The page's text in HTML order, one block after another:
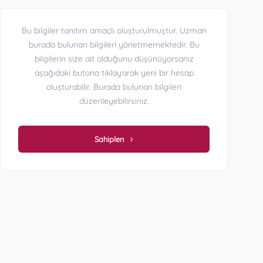
Bu bilgiler tanıtım amaçlı oluşturulmuştur. Uzman
burada bulunan bilgileri yönetmemektedir. Bu
bilgilerin size ait olduğunu düşünüyorsanız
aşağıdaki butona tıklayarak yeni bir hesap
oluşturabilir. Burada bulunan bilgileri
düzenleyebilirsiniz.
Sahiplen